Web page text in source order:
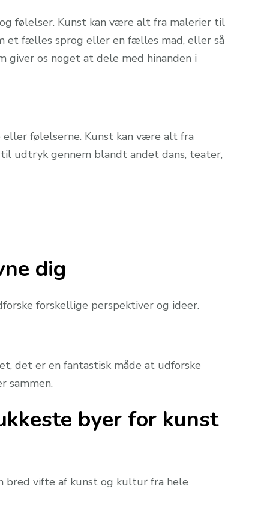
følelser. Kunst kan være alt fra malerier til
et fælles sprog eller en fælles mad, eller så
giver os noget at dele med hinanden i
eller følelserne. Kunst kan være alt fra
udtryk gennem blandt andet dans, teater,
dig
forskellige perspektiver og ideer.
det er en fantastisk måde at udforske
sammen.
byer for kunst
bred vifte af kunst og kultur fra hele